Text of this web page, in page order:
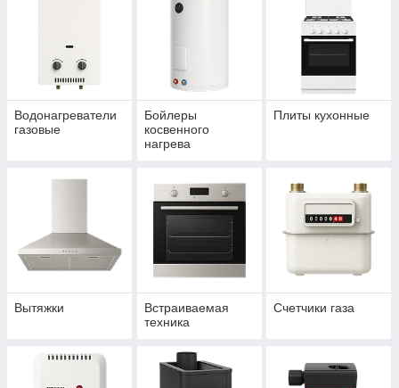
Водонагреватели
газовые
Бойлеры
косвенного
нагрева
Плиты кухонные
Вытяжки
Встраиваемая
техника
Счетчики газа